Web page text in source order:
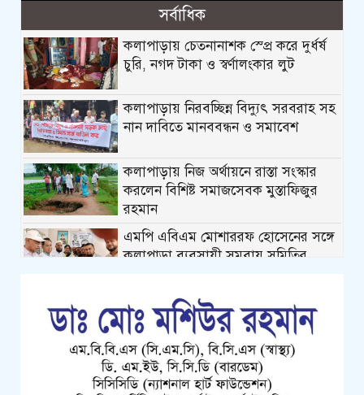
সর্বাধিক
কলাপাড়ায় চেতনানাশক স্প্রে করে দুর্ধর্ষ
চুরি, নগদ টাকা ও স্বর্ণালংকার লুট
কলাপাড়ায় নিরবচ্ছিন্ন বিদ্যুৎ সরবরাহ সহ
নান দাবিতে মানববন্ধন ও সমাবেশ
কলাপাড়ায় নিজ অর্থায়নে রাস্তা সংস্কার
করলেন বিশিষ্ট সমাজসেবক মুস্তাফিজুর
রহমান
এমপি এবিএম মোশাররফ হোসেনের সঙ্গে
কলাপাড়া ব্যবসায়ী সমবায় সমিতির
কলাপাড়ায় গৃহহীন,প্রতিবন্ধী, দুস্থ ও দরিদ্র
মেধাবী শিক্ষার্থীরা পেল নগদ অর্থ
সহায়তার চেক
পটুয়াখালীতে পতিতালয় থেকে যুবকের
মরদেহ উদ্ধার